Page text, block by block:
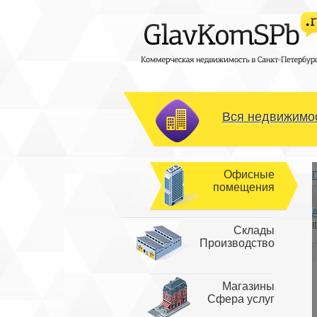
Вся
Офисные
помещения
Склады
Производство
Магазины
Сфера услуг